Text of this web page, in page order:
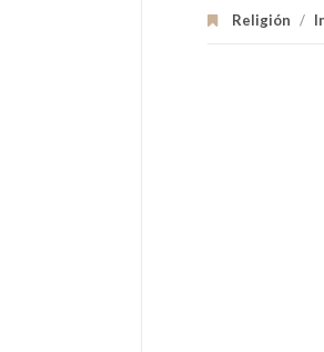
Religión /